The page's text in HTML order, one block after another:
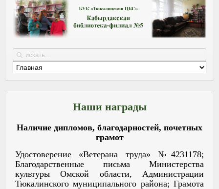
Наши награды
Наличие дипломов, благодарностей, почетных
грамот
Удостоверение «Ветерана труда» №4231178;
Благодарственные письма Министерства
культуры Омской области, Администрации
Тюкалинского муниципального района; Грамота